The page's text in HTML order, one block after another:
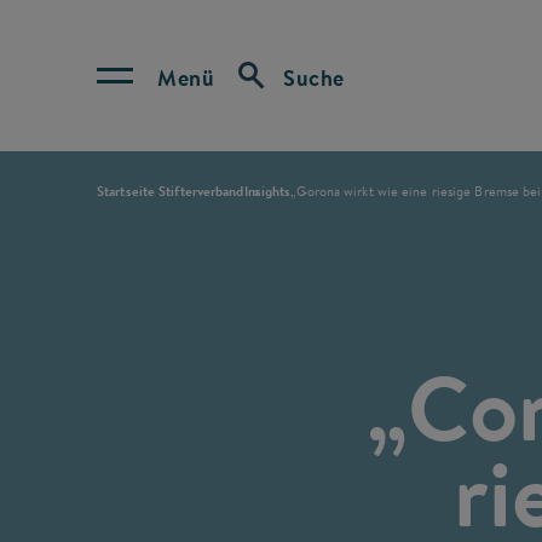
Menü Suche
Startseite StifterverbandInsights„Corona wirkt wie eine riesige Bremse